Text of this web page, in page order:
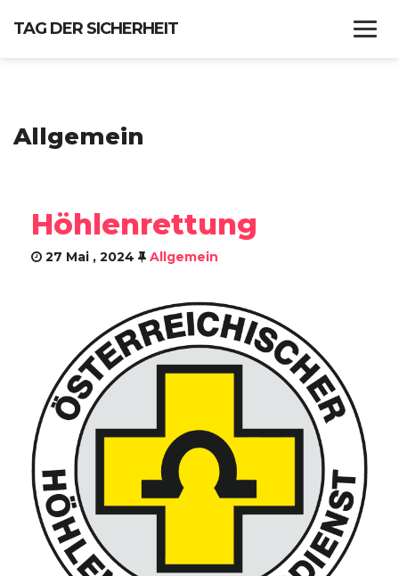
TAG DER SICHERHEIT
FF GRÖDIG
IMPRESSUM
Allgemein
Höhlenrettung
27 Mai , 2024 Allgemein